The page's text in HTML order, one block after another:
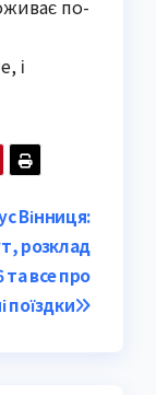
по-
і
Вінниця:
розклад
та все про
поїздки